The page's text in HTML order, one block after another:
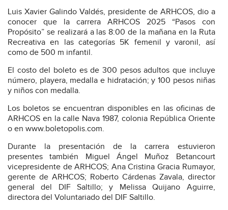
Luis Xavier Galindo Valdés, presidente de ARHCOS, dio a
conocer que la carrera ARHCOS 2025 “Pasos con
Propósito” se realizará a las 8:00 de la mañana en la Ruta
Recreativa en las categorías 5K femenil y varonil, así
como de 500 m infantil.
El costo del boleto es de 300 pesos adultos que incluye
número, playera, medalla e hidratación; y 100 pesos niñas
y niños con medalla.
Los boletos se encuentran disponibles en las oficinas de
ARHCOS en la calle Nava 1987, colonia República Oriente
o en www.boletopolis.com.
Durante la presentación de la carrera estuvieron
presentes también Miguel Ángel Muñoz Betancourt
vicepresidente de ARHCOS; Ana Cristina Gracia Rumayor,
gerente de ARHCOS; Roberto Cárdenas Zavala, director
general del DIF Saltillo; y Melissa Quijano Aguirre,
directora del Voluntariado del DIF Saltillo.